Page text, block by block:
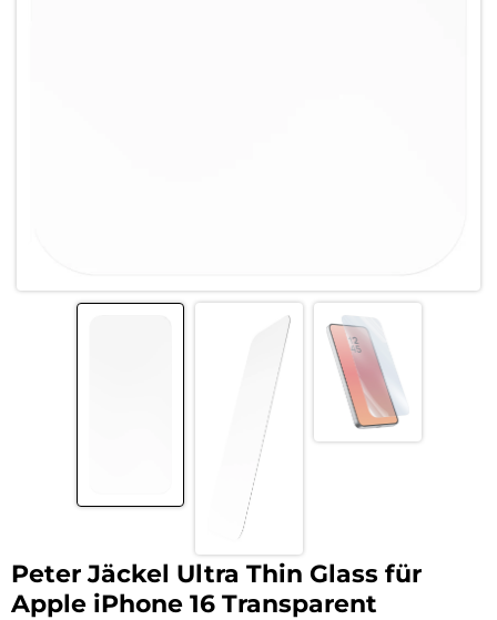
Peter Jäckel Ultra Thin Glass für
Apple iPhone 16 Transparent